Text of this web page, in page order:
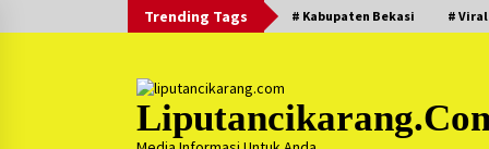
to
Trending Tags # Kabupaten Bekasi # Viral